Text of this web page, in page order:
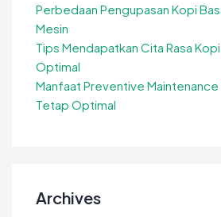
Perbedaan Pengupasan Kopi
Mesin
Tips Mendapatkan Cita Rasa
Optimal
Manfaat Preventive Maintenance
Tetap Optimal
Archives